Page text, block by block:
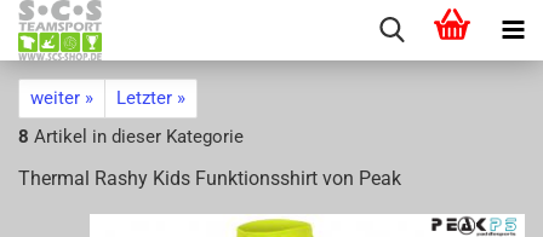
weiter »
Letzter »
8 Artikel in dieser Kategorie
Ther­mal Rashy Kids Funk­ti­ons­shirt von Peak